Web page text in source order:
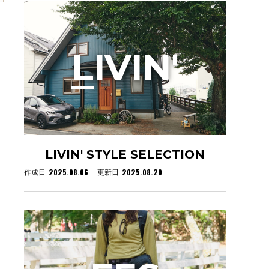
LIVIN' STYLE SELECTION
作成日 2025.08.06 更新日 2025.08.20
LIVIN'